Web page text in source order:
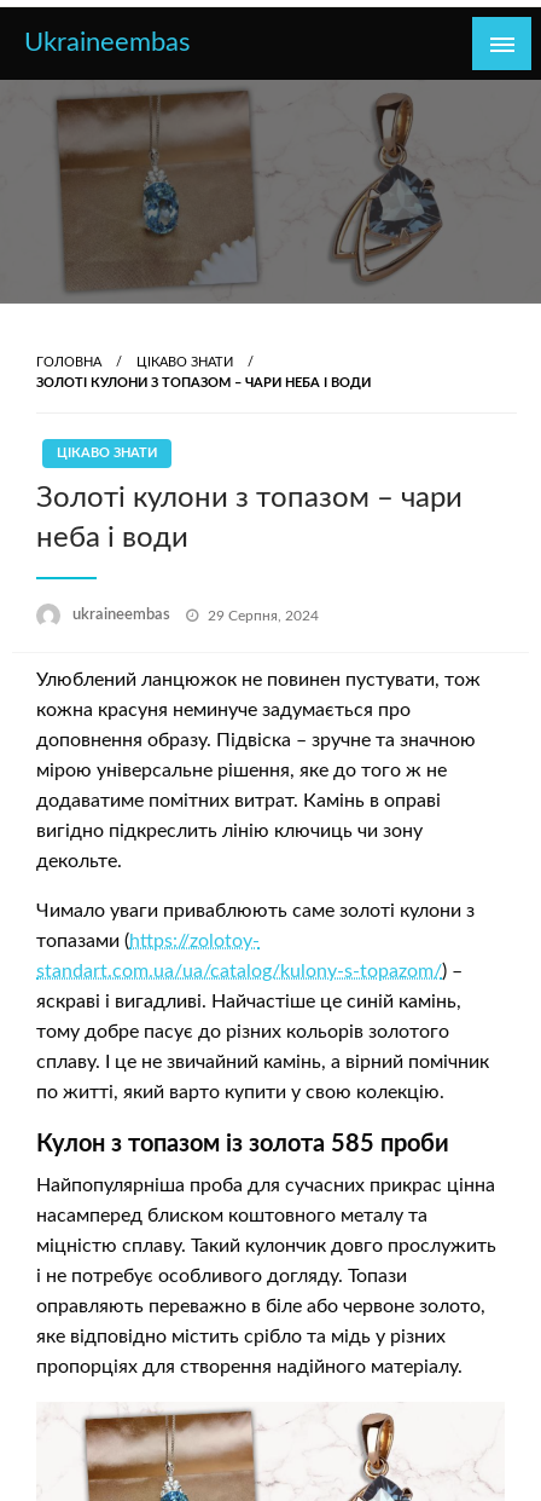
Перейти
Ukraineembas
ГОЛОВНА
ЦІКАВО ЗНАТИ
ЗОЛОТІ КУЛОНИ З ТОПАЗОМ – ЧАРИ НЕБА І ВОДИ
ЦІКАВО ЗНАТИ
Золоті кулони з топазом – чари
неба і води
ukraineembas Опубліковано
29 Серпня, 2024
Улюблений ланцюжок не повинен пустувати, тож
кожна красуня неминуче задумається про
доповнення образу. Підвіска – зручне та значною
мірою універсальне рішення, яке до того ж не
додаватиме помітних витрат. Камінь в оправі
вигідно підкреслить лінію ключиць чи зону
декольте.
Чимало уваги приваблюють саме золоті кулони з
топазами (https://zolotoy-
standart.com.ua/ua/catalog/kulony-s-topazom/) –
яскраві і вигадливі. Найчастіше це синій камінь,
тому добре пасує до різних кольорів золотого
сплаву. І це не звичайний камінь, а вірний помічник
по житті, який варто купити у свою колекцію.
Кулон з топазом із золота 585 проби
Найпопулярніша проба для сучасних прикрас цінна
насамперед блиском коштовного металу та
міцністю сплаву. Такий кулончик довго прослужить
і не потребує особливого догляду. Топази
оправляють переважно в біле або червоне золото,
яке відповідно містить срібло та мідь у різних
пропорціях для створення надійного матеріалу.